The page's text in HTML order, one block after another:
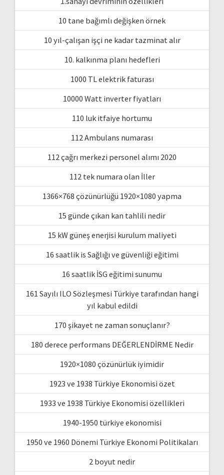
10 tane bağımlı değişken örnek
10 yıl-çalışan işçi ne kadar tazminat alır
10. kalkınma planı hedefleri
1000 TL elektrik faturası
10000 Watt inverter fiyatları
110 luk itfaiye hortumu
112 Ambulans numarası
112 çağrı merkezi personel alımı 2020
112 tek numara olan İller
1366×768 çözünürlüğü 1920×1080 yapma
15 günde çıkan kan tahlili nedir
15 kW güneş enerjisi kurulum maliyeti
16 saatlik is Sağlığı ve güvenliği eğitimi
16 saatlik İSG eğitimi sunumu
161 Sayılı ILO Sözleşmesi Türkiye tarafından hangi
yıl kabul edildi
170 şikayet ne zaman sonuçlanır?
180 derece performans DEĞERLENDİRME Nedir
1920×1080 çözünürlük iyimidir
1923 ve 1938 Türkiye Ekonomisi özet
1933 ve 1938 Türkiye Ekonomisi özellikleri
1940-1950 türkiye ekonomisi
1950 ve 1960 Dönemi Türkiye Ekonomi Politikaları
2 boyut nedir